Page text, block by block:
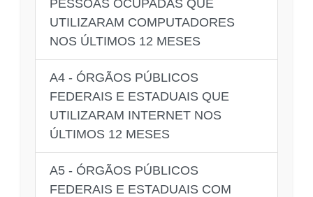
PESSOAS OCUPADAS QUE
UTILIZARAM COMPUTADORES
NOS ÚLTIMOS 12 MESES
A4 - ÓRGÃOS PÚBLICOS
FEDERAIS E ESTADUAIS QUE
UTILIZARAM INTERNET NOS
ÚLTIMOS 12 MESES
A5 - ÓRGÃOS PÚBLICOS
FEDERAIS E ESTADUAIS COM